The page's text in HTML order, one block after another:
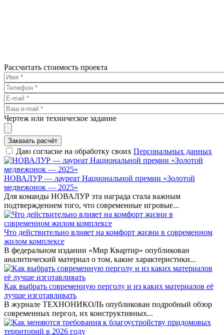
Рассчитать стоимость проекта
Чертеж или техническое задание
Заказать расчёт
Даю согласие на обработку своих Персональных данных
НОВАЛУР — лауреат Национальной премии «Золотой
медвежонок — 2025»
Для команды НОВАЛУР эта награда стала важным
подтверждением того, что современные игровые...
Что действительно влияет на комфорт жизни в современном
жилом комплексе
В федеральном издании «Мир Квартир» опубликован
аналитический материал о том, какие характеристики...
Как выбрать современную перголу и из каких материалов её
лучше изготавливать
В журнале ТЕХНОНИКОЛЬ опубликован подробный обзор
современных пергол, их конструктивных...